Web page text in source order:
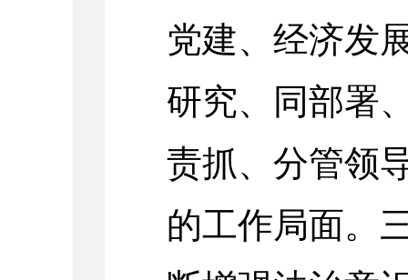
党建、经济发
研究、同部署
责抓、分管领
的工作局面。